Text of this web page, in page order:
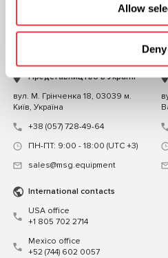
Allow
Deny
Представництво в Україні
вул. М. Грінченка 18, 03039 м.
Київ, Україна
+38 (057) 728-49-64
ПН-ПТ: 9:00 - 18:00 (UTC +3)
sales@msg.equipment
International contacts
USA office
+1 805 702 2714
Mexico office
+52 (744) 602 0057